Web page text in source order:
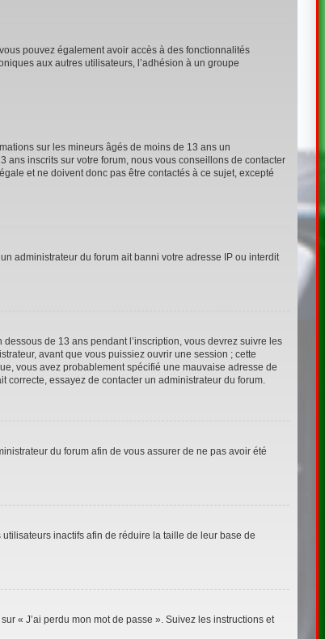
pouvez également avoir accès à des fonctionnalités
aux autres utilisateurs, l’adhésion à un groupe
sur les mineurs âgés de moins de 13 ans un
ans inscrits sur votre forum, nous vous conseillons de contacter
et ne doivent donc pas être contactés à ce sujet, excepté
administrateur du forum ait banni votre adresse IP ou interdit
de 13 ans pendant l’inscription, vous devrez suivre les
avant que vous puissiez ouvrir une session ; cette
vous avez probablement spécifié une mauvaise adresse de
essayez de contacter un administrateur du forum.
du forum afin de vous assurer de ne pas avoir été
inactifs afin de réduire la taille de leur base de
« J’ai perdu mon mot de passe ». Suivez les instructions et